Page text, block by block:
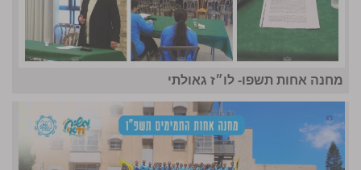
מחנה אחות תשפו- לו״ז גאולתי